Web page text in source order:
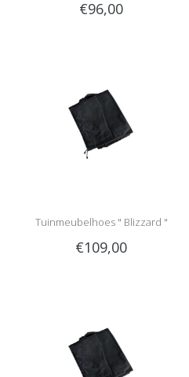
€96,00
Tuinmeubelhoes " Blizzard "
€109,00